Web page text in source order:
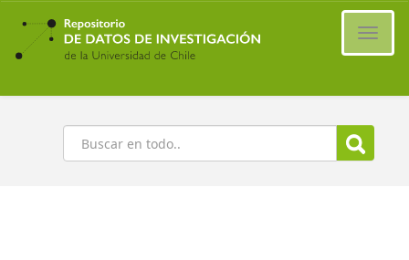
Ir
contenido
principal
Buscar